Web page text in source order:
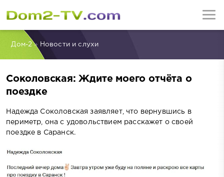
Дом-2» Новости и слухи
Соколовская: Ждите моего отчёта о
поездке
Надежда Соколовская заявляет, что вернувшись в
периметр, она с удовольствием расскажет о своей
поездке в Саранск.